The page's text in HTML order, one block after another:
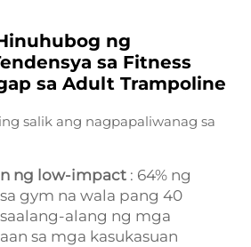
ng
sa Fitness
sa Adult Trampoline
salik ang nagpapaliwanag sa
ng low-impact : 64% ng
gym na wala pang 40
alang ng mga
sa mga kasukasuan